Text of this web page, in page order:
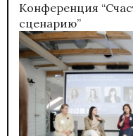
Конференция
сценарию”